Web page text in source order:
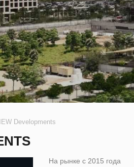
Developments
На рынке с 2015 года